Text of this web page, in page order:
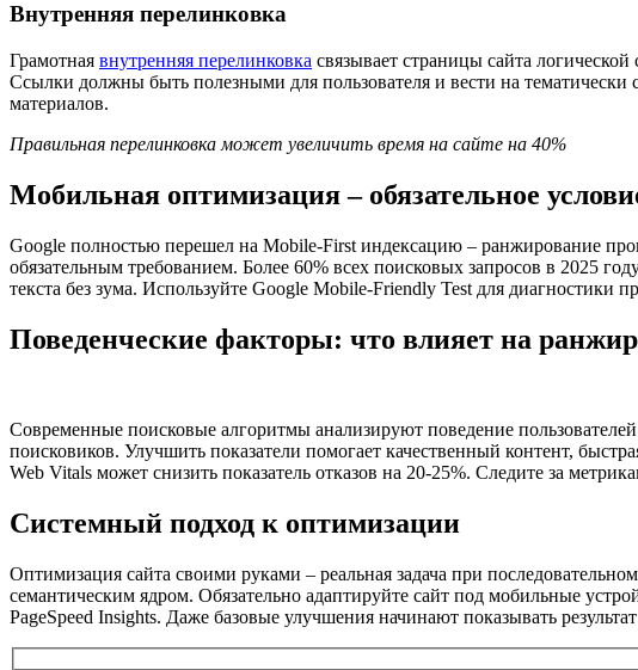
Внутренняя перелинковка
Грамотная внутренняя перелинковка связывает страницы сайта
Ссылки должны быть полезными для пользователя и вести на
материалов.
Правильная перелинковка может увеличить время на сайте на 40%
Мобильная оптимизация – обязательное
Google полностью перешел на Mobile-First индексацию – ранжирование
обязательным требованием. Более 60% всех поисковых запросов в 2025
текста без зума. Используйте Google Mobile-Friendly Test для диагностики
Поведенческие факторы: что влияет на
Современные поисковые алгоритмы анализируют поведение пользователей
поисковиков. Улучшить показатели помогает качественный контент,
Web Vitals может снизить показатель отказов на 20-25%. Следите за
Системный подход к оптимизации
Оптимизация сайта своими руками – реальная задача при
семантическим ядром. Обязательно адаптируйте сайт под мобильные
PageSpeed Insights. Даже базовые улучшения начинают показывать